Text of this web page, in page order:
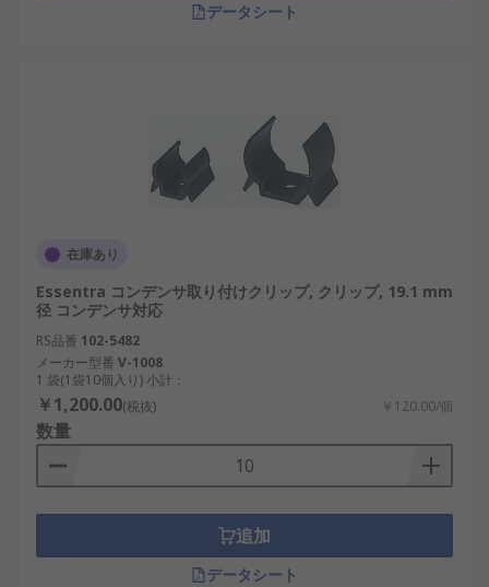
データシート
在庫あり
Essentra コンデンサ取り付けクリップ, クリップ, 19.1 mm
径 コンデンサ対応
RS品番 102-5482
メーカー型番 V-1008
1 袋(1袋10個入り) 小計：
￥1,200.00(税抜) ￥120.00/個
数量
追加
データシート